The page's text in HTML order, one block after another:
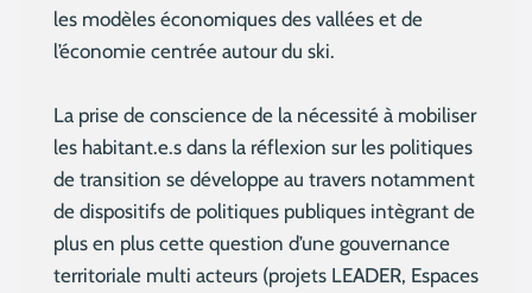
les modèles économiques des vallées et de
l’économie centrée autour du ski.
La prise de conscience de la nécessité à mobiliser
les habitant.e.s dans la réflexion sur les politiques
de transition se développe au travers notamment
de dispositifs de politiques publiques intègrant de
plus en plus cette question d’une gouvernance
territoriale multi acteurs (projets LEADER, Espaces